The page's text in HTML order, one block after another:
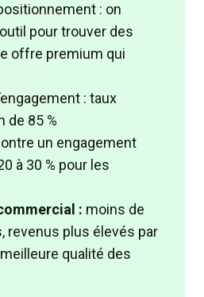
: on
pour trouver des
offre premium qui
: taux
de 85 %
un engagement
à 30 % pour les
: moins de
revenus plus élevés par
qualité des